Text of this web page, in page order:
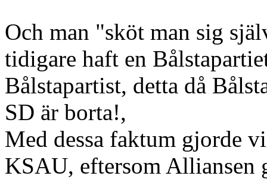
Och man "sköt man sig
tidigare haft en
Bålstapartist, detta då
SD är borta!,
Med dessa faktum gjorde
KSAU, eftersom Alliansen